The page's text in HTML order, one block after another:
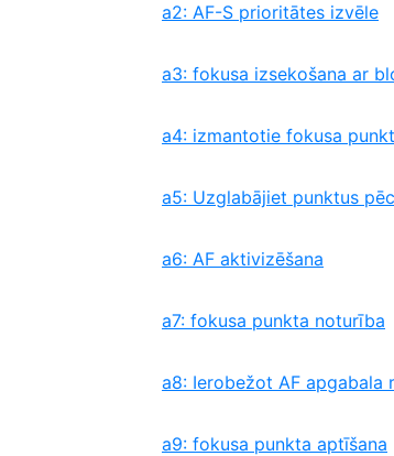
a2: AF-S prioritātes izvēle
a3: fokusa izsekošana ar
a4: izmantotie fokusa
a5: Uzglabājiet punktus
a6: AF aktivizēšana
a7: fokusa punkta noturība
a8: Ierobežot AF apgabala
a9: fokusa punkta aptīšana